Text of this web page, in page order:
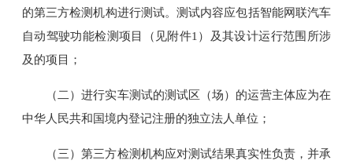
的第三方检测机构进行测试。测试内容应包括智能网联汽车
自动驾驶功能检测项目（见附件1）及其设计运行范围所涉
及的项目；
（二）进行实车测试的测试区（场）的运营主体应为在
中华人民共和国境内登记注册的独立法人单位；
（三）第三方检测机构应对测试结果真实性负责，并承